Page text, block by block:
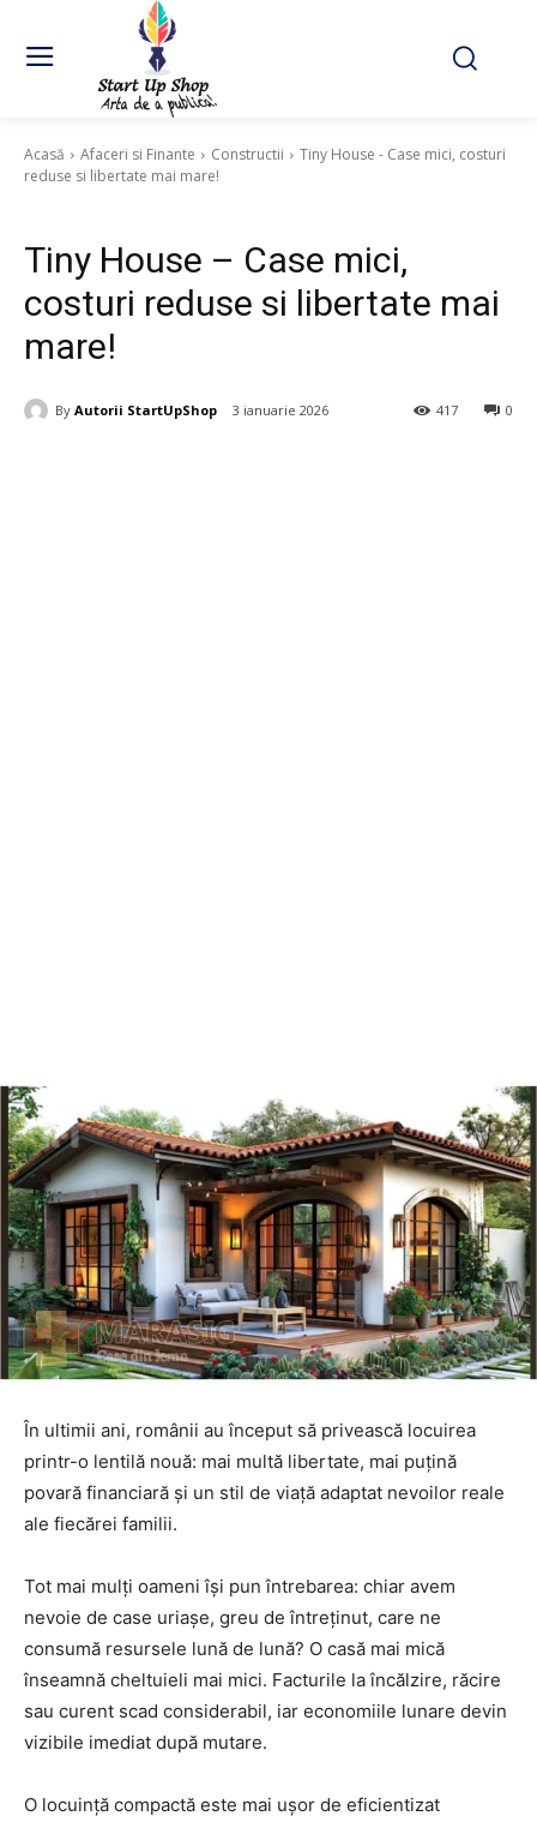
Acasă Afaceri si Finante Constructii
Tiny House - Case mici, costuri
reduse si libertate mai mare!
Tiny House – Case mici,
costuri reduse si libertate mai
mare!
By Autorii StartUpShop 3 ianuarie 2026 0
417
În ultimii ani, românii au început să privească locuirea
printr-o lentilă nouă: mai multă libertate, mai puțină
povară financiară și un stil de viață adaptat nevoilor reale
ale fiecărei familii.
Tot mai mulți oameni își pun întrebarea: chiar avem
nevoie de case uriașe, greu de întreținut, care ne
consumă resursele lună de lună? O casă mai mică
înseamnă cheltuieli mai mici. Facturile la încălzire, răcire
sau curent scad considerabil, iar economiile lunare devin
vizibile imediat după mutare.
O locuință compactă este mai ușor de eficientizat